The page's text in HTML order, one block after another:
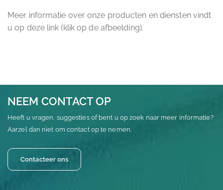
Meer informatie over onze producten en diensten vindt
u op deze link (klik op de afbeelding).
NEEM CONTACT OP
Heeft u vragen, suggesties of bent u op zoek naar meer informatie?
Aarzel dan niet om contact op te nemen.
Contacteer ons